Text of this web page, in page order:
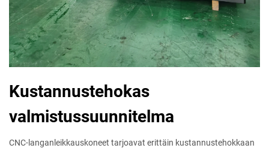
Kustannustehokas
valmistussuunnitelma
CNC-langanleikkauskoneet tarjoavat erittäin kustannustehokkaan